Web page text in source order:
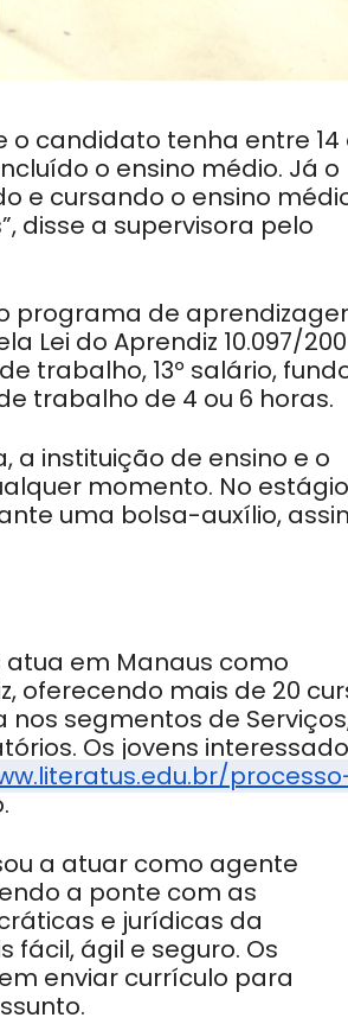
o candidato tenha entre 14
o ensino médio. Já o
e cursando o ensino
disse a supervisora pelo
programa de
Lei do Aprendiz 10.097/
trabalho, 13º salário,
trabalho de 4 ou 6 horas.
instituição de ensino e o
momento. No estágio
uma bolsa-auxílio,
atua em Manaus como
oferecendo mais de 20
segmentos de
Os jovens
a atuar como agente
a ponte com as
e jurídicas da
ágil e seguro. Os
enviar currículo para